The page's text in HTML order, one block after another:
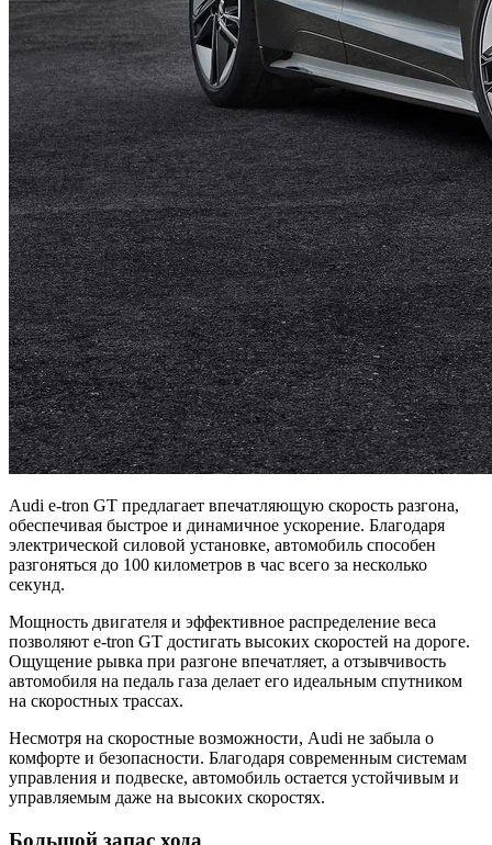
Audi e-tron GT предлагает впечатляющую скорость разгона,
обеспечивая быстрое и динамичное ускорение. Благодаря
электрической силовой установке, автомобиль способен
разгоняться до 100 километров в час всего за несколько
секунд.
Мощность двигателя и эффективное распределение веса
позволяют e-tron GT достигать высоких скоростей на дороге.
Ощущение рывка при разгоне впечатляет, а отзывчивость
автомобиля на педаль газа делает его идеальным спутником
на скоростных трассах.
Несмотря на скоростные возможности, Audi не забыла о
комфорте и безопасности. Благодаря современным системам
управления и подвеске, автомобиль остается устойчивым и
управляемым даже на высоких скоростях.
Большой запас хода